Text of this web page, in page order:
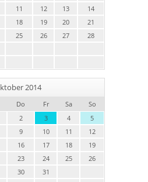
11 12 13
14
18 19 20
21
25 26 27
28
2014
Do Fr Sa
So
2 3 4
5
9 10 11
12
16 17 18
19
23 24 25
26
30 31